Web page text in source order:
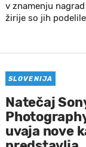
v znamenju
žirije so jih
SLOVENIJA
Natečaj
uvaja nove